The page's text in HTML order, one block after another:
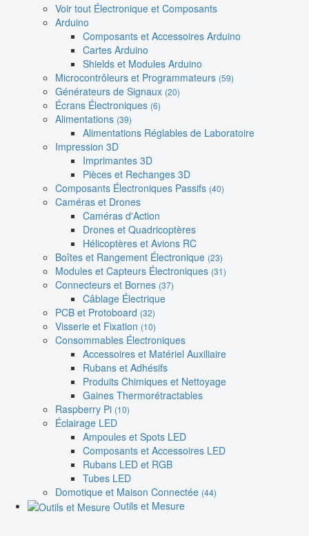
Voir tout Électronique et Composants
Arduino
Composants et Accessoires Arduino
Cartes Arduino
Shields et Modules Arduino
Microcontrôleurs et Programmateurs (59)
Générateurs de Signaux (20)
Écrans Électroniques (6)
Alimentations (39)
Alimentations Réglables de Laboratoire
Impression 3D
Imprimantes 3D
Pièces et Rechanges 3D
Composants Électroniques Passifs (40)
Caméras et Drones
Caméras d'Action
Drones et Quadricoptères
Hélicoptères et Avions RC
Boîtes et Rangement Électronique (23)
Modules et Capteurs Électroniques (31)
Connecteurs et Bornes (37)
Câblage Électrique
PCB et Protoboard (32)
Visserie et Fixation (10)
Consommables Électroniques
Accessoires et Matériel Auxiliaire
Rubans et Adhésifs
Produits Chimiques et Nettoyage
Gaines Thermorétractables
Raspberry Pi (10)
Éclairage LED
Ampoules et Spots LED
Composants et Accessoires LED
Rubans LED et RGB
Tubes LED
Domotique et Maison Connectée (44)
Outils et Mesure